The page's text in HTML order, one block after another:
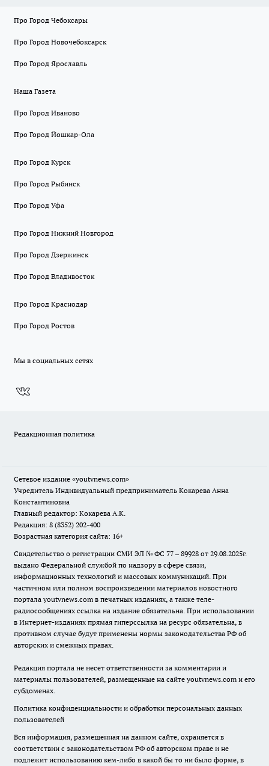
Про Город Чебоксары
Про Город Новочебоксарск
Про Город Ярославль
Наша Газета
Про Город Иваново
Про Город Йошкар-Ола
Про Город Курск
Про Город Рыбинск
Про Город Уфа
Про Город Нижний Новгород
Про Город Дзержинск
Про Город Владивосток
Про Город Краснодар
Про Город Ростов
Мы в социальных сетях
Редакционная политика
Сетевое издание «youtvnews.com»
Учредитель Индивидуальный предприниматель Кокарева Анна
Константиновна
Главный редактор: Кокарева А.К.
Редакция: 8 (8352) 202-400
Возрастная категория сайта: 16+
Свидетельство о регистрации СМИ ЭЛ № ФС 77 – 89928 от 29.08.2025г.
выдано Федеральной службой по надзору в сфере связи,
информационных технологий и массовых коммуникаций. При
частичном или полном воспроизведении материалов новостного
портала youtvnews.com в печатных изданиях, а также теле-
радиосообщениях ссылка на издание обязательна. При использовании
в Интернет-изданиях прямая гиперссылка на ресурс обязательна, в
противном случае будут применены нормы законодательства РФ об
авторских и смежных правах.
Редакция портала не несет ответственности за комментарии и
материалы пользователей, размещенные на сайте youtvnews.com и его
субдоменах.
Политика конфиденциальности и обработки персональных данных
пользователей
Вся информация, размещенная на данном сайте, охраняется в
соответствии с законодательством РФ об авторском праве и не
подлежит использованию кем-либо в какой бы то ни было форме, в